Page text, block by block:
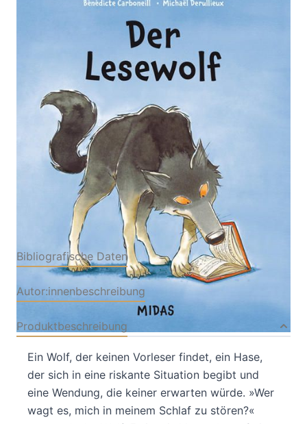
Der Lesewolf
Zur Wunschliste hinzufügen
Bénédicte Carboneill
Verlag: Midas
Kinderbuch
25.03.2021
Buch 32 Seiten
Hardcover
ISBN: 978-3-
03876136-5
Bibliografische Daten
Autor:innenbeschreibung
Produktbeschreibung
Ein Wolf, der keinen Vorleser findet, ein Hase,
der sich in eine riskante Situation begibt und
eine Wendung, die keiner erwarten würde. »Wer
wagt es, mich in meinem Schlaf zu stören?«